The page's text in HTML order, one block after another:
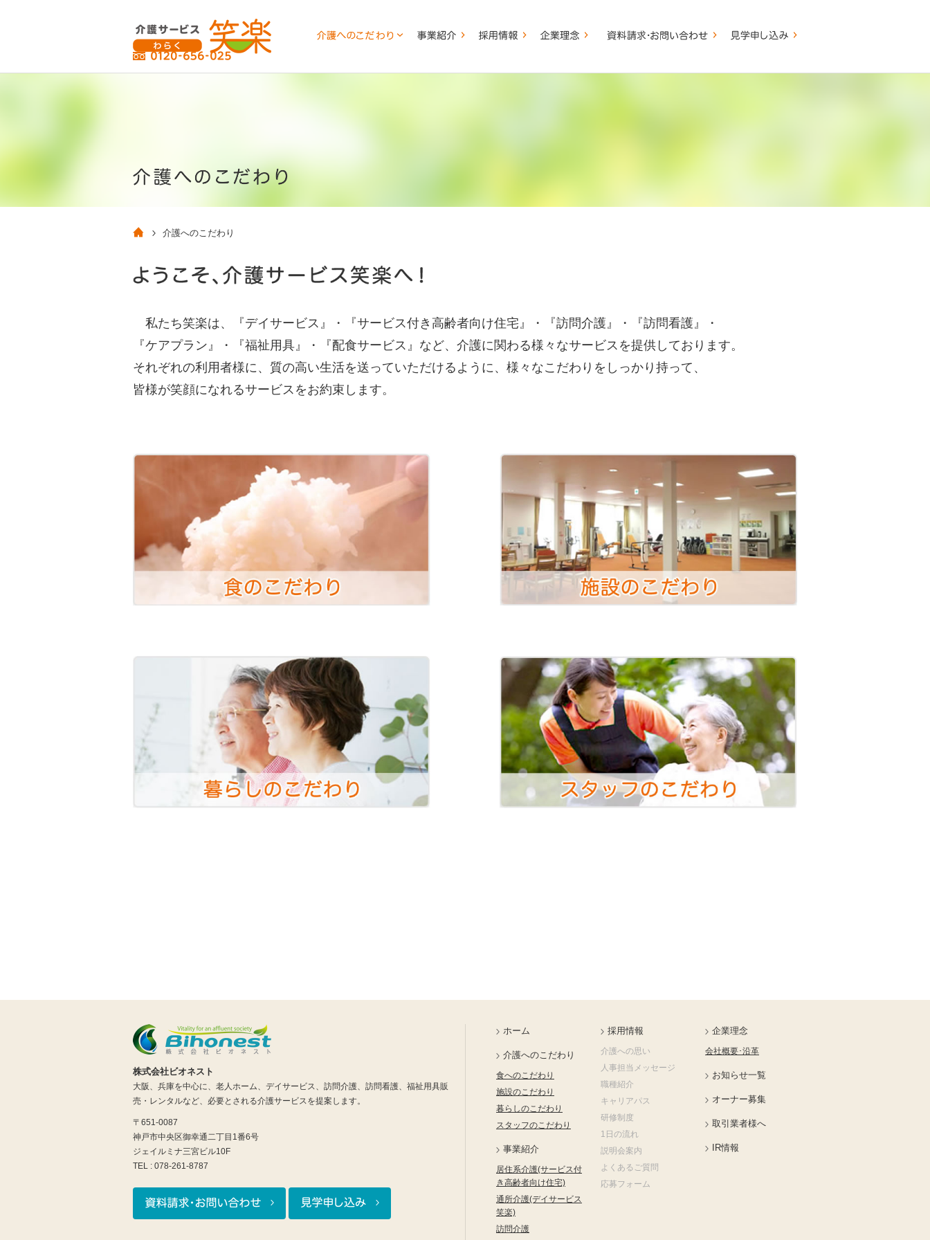
介護へのこだわり
私たち笑楽は、『デイサービス』・『サービス付き高齢者向け住宅』・『訪問介護』・『訪問看護』・
『ケアプラン』・『福祉用具』・『配食サービス』など、介護に関わる様々なサービスを提供しております。
それぞれの利用者様に、質の高い生活を送っていただけるように、様々なこだわりをしっかり持って、
皆様が笑顔になれるサービスをお約束します。
株式会社ビオネスト
大阪、兵庫を中心に、老人ホーム、デイサービス、訪問介護、訪問看護、福祉用具販
売・レンタルなど、必要とされる介護サービスを提案します。
〒651-0087
神戸市中央区御幸通二丁目1番6号
ジェイルミナ三宮ビル10F
TEL : 078-261-8787
ホーム
介護へのこだわり
食へのこだわり
施設のこだわり
暮らしのこだわり
スタッフのこだわり
事業紹介
居住系介護(サービス付
き高齢者向け住宅)
通所介護(デイサービス
笑楽)
訪問介護
採用情報
介護への思い
人事担当メッセージ
職種紹介
キャリアパス
研修制度
1日の流れ
説明会案内
よくあるご質問
応募フォーム
企業理念
会社概要･沿革
お知らせ一覧
オーナー募集
取引業者様へ
IR情報